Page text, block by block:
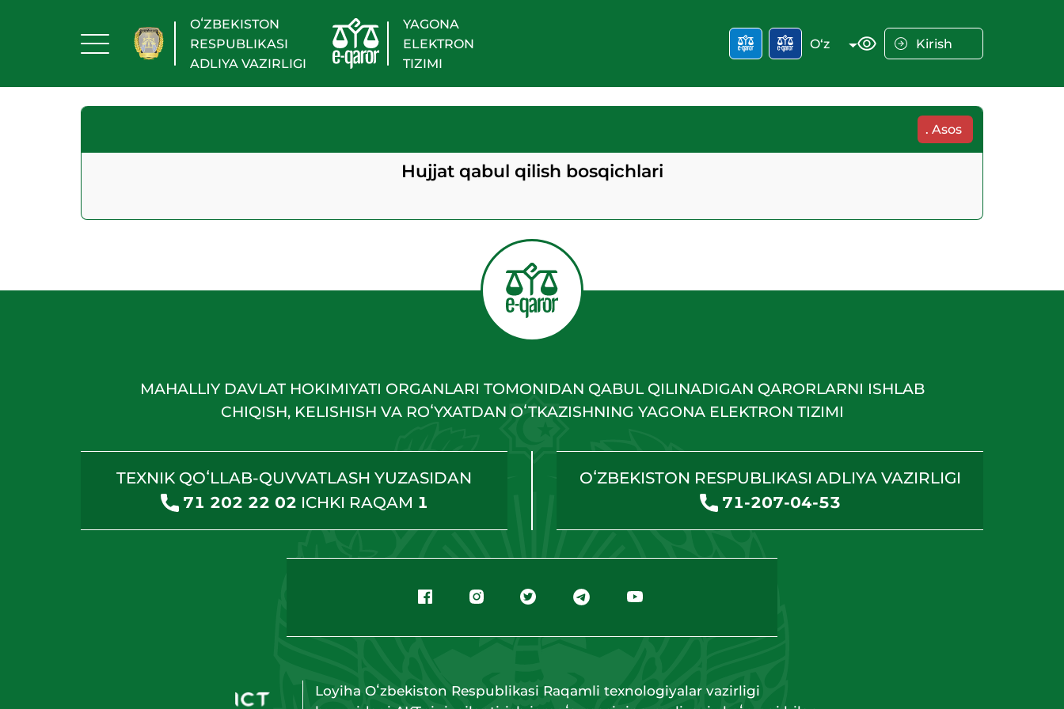
OʻZBEKISTON
RESPUBLIKASI
ADLIYA VAZIRLIGI
YAGONA
ELEKTRON
TIZIMI
O‘z Kirish
. Asos
Hujjat qabul qilish bosqichlari
MAHALLIY DAVLAT HOKIMIYATI ORGANLARI TOMONIDAN QABUL QILINADIGAN QARORLARNI ISHLAB
CHIQISH, KELISHISH VA ROʻYXATDAN OʻTKAZISHNING YAGONA ELEKTRON TIZIMI
TEXNIK QOʻLLAB-QUVVATLASH YUZASIDAN
71 202 22 02 ICHKI RAQAM 1
OʻZBEKISTON RESPUBLIKASI ADLIYA VAZIRLIGI
71-207-04-53
Loyiha Oʻzbekiston Respublikasi Raqamli texnologiyalar vazirligi